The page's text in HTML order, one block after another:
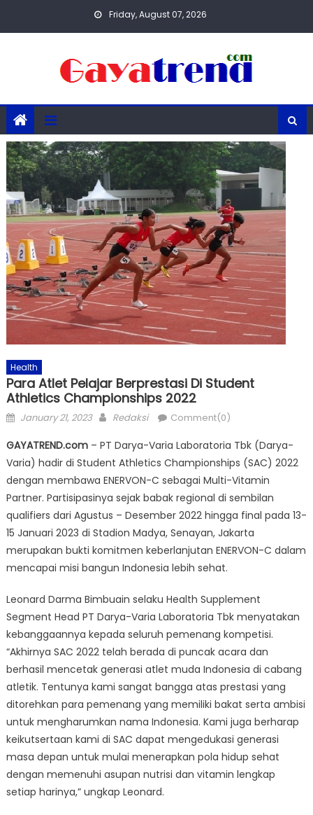
Friday, August 07, 2026
Health
Para Atlet Pelajar Berprestasi Di Student
Athletics Championships 2022
Posted
January 21, 2023 Author
Redaksi Comment(0)
GAYATREND.com– PT Darya-Varia Laboratoria Tbk (Darya-
Varia) hadir di Student Athletics Championships (SAC) 2022
dengan membawa ENERVON-C sebagai Multi-Vitamin
Partner. Partisipasinya sejak babak regional di sembilan
qualifiers dari Agustus – Desember 2022 hingga final pada 13-
15 Januari 2023 di Stadion Madya, Senayan, Jakarta
merupakan bukti komitmen keberlanjutan ENERVON-C dalam
mencapai misi bangun Indonesia lebih sehat.
Leonard Darma Bimbuain selaku Health Supplement
Segment Head PT Darya-Varia Laboratoria Tbk menyatakan
kebanggaannya kepada seluruh pemenang kompetisi.
“Akhirnya SAC 2022 telah berada di puncak acara dan
berhasil mencetak generasi atlet muda Indonesia di cabang
atletik. Tentunya kami sangat bangga atas prestasi yang
ditorehkan para pemenang yang memiliki bakat serta ambisi
untuk mengharumkan nama Indonesia. Kami juga berharap
keikutsertaan kami di SAC dapat mengedukasi generasi
masa depan untuk mulai menerapkan pola hidup sehat
dengan memenuhi asupan nutrisi dan vitamin lengkap
setiap harinya,” ungkap Leonard.